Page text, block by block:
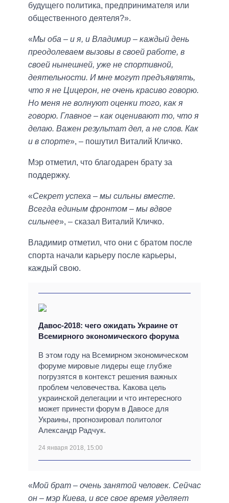
будущего политика, предпринимателя или
общественного деятеля?».
«Мы оба – и я, и Владимир – каждый день
преодолеваем вызовы в своей работе, в
своей нынешней, уже не спортивной,
деятельности. И мне могут предъявлять,
что я не Цицерон, не очень красиво говорю.
Но меня не волнуют оценки того, как я
говорю. Главное – как оценивают то, что я
делаю. Важен результат дел, а не слов. Как
и в спорте», – пошутил Виталий Кличко.
Мэр отметил, что благодарен брату за
поддержку.
«Секрет успеха – мы сильны вместе.
Всегда единым фронтом – мы вдвое
сильнее», – сказал Виталий Кличко.
Владимир отметил, что они с братом после
спорта начали карьеру после карьеры,
каждый свою.
Давос-2018: чего ожидать Украине от
Всемирного экономического форума
В этом году на Всемирном экономическом
форуме мировые лидеры еще глубже
погрузятся в контекст решения важных
проблем человечества. Какова цель
украинской делегации и что интересного
может принести форум в Давосе для
Украины, прогнозировал политолог
Александр Радчук.
24 января 2018, 15:00
«Мой брат – очень занятой человек. Сейчас
он – мэр Киева, и все свое время уделяет